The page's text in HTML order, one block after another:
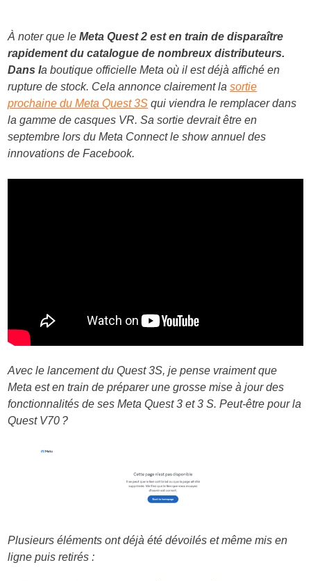
À noter que leMeta Quest 2 est en train de disparaître
rapidement du catalogue de nombreux distributeurs.
Dans la boutique officielle Meta où il est déjà affiché en
rupture de stock. Cela annonce clairement lasortie
prochaine du Meta Quest 3S qui viendra le remplacer dans
la gamme de casques VR. Sa sortie devrait être en
septembre lors du Meta Connect le show annuel des
innovations de Facebook.
Avec le lancement du Quest 3S, je pense vraiment que
Meta est en train de préparer une grosse mise à jour des
fonctionnalités de ses Meta Quest 3 et 3 S. Peut-être pour la
Quest V70 ?
Plusieurs éléments ont déjà été dévoilés et même mis en
ligne puis retirés :